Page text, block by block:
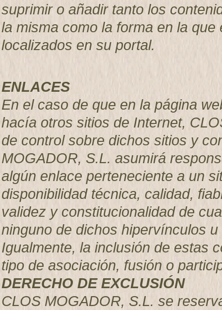
suprimir o añadir tanto los
la misma como la forma en la
localizados en su portal.
ENLACES
En el caso de que en la página
hacía otros sitios de Internet,
de control sobre dichos sitios y
MOGADOR, S.L. asumirá
algún enlace perteneciente a un
disponibilidad técnica, calidad,
validez y constitucionalidad de
ninguno de dichos hipervínculos
Igualmente, la inclusión de estas
tipo de asociación, fusión o
DERECHO DE EXCLUSIÓN
CLOS MOGADOR, S.L. se